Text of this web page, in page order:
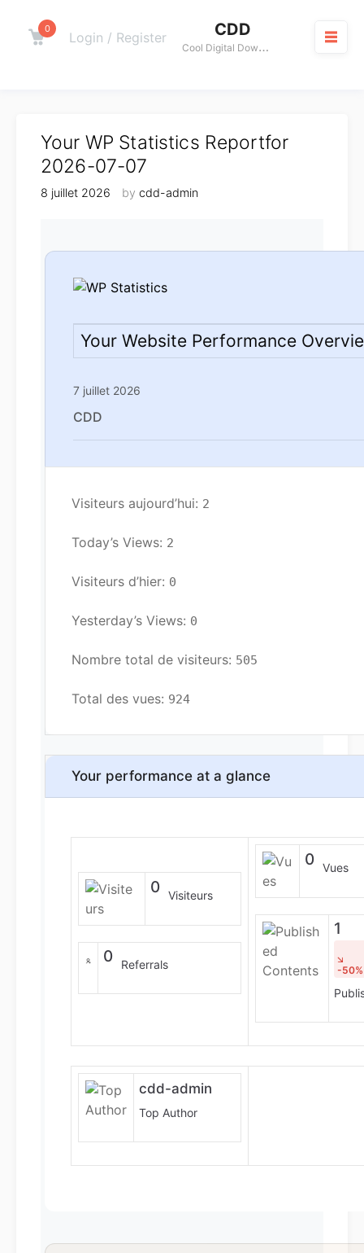
content
CDD
C
ool Digital Download
Cart
0
Login / Register
Your WP Statistics Reportfor
2026-07-07
8 juillet 2026 by cdd-admin
Your Website Performance
7 juillet 2026
CDD
Visiteurs aujourd’hui: 2
Today’s Views: 2
Visiteurs d’hier: 0
Yesterday’s Views: 0
Nombre total de visiteurs: 505
Total des vues: 924
Your performance at a glance
0 Visiteurs
0 Referrals
0 Vues
1
-50%
cdd-admin
Top Author